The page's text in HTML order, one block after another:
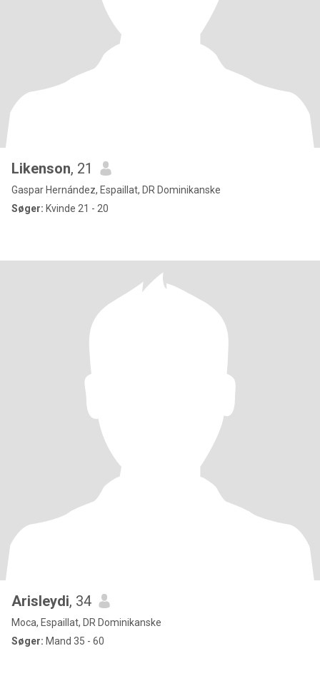
Likenson, 21
Gaspar Hernández, Espaillat, DR Dominikanske
Søger: Kvinde 21 - 20
Arisleydi, 34
Moca, Espaillat, DR Dominikanske
Søger: Mand 35 - 60